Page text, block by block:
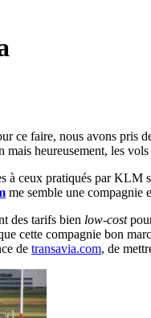
ce faire, nous avons pris
heureusement, les
à ceux pratiqués par KLM
me semble une compagnie
des tarifs bien low-cost
cette compagnie bon
de transavia.com, de